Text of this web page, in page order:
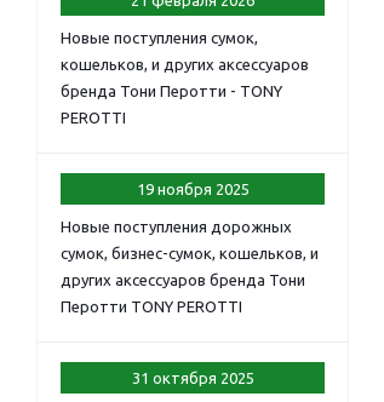
Новые поступления сумок,
кошельков, и других аксессуаров
бренда Тони Перотти - TONY
PEROTTI
19 ноября 2025
Новые поступления дорожных
сумок, бизнес-сумок, кошельков, и
других аксессуаров бренда Тони
Перотти TONY PEROTTI
31 октября 2025